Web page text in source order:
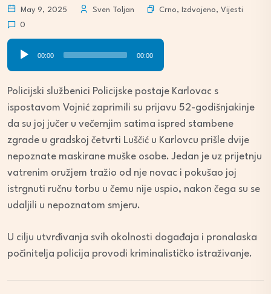
May 9, 2025 Sven Toljan Crno, Izdvojeno, Vijesti
0
Audio
Player
00:00 00:00
Policijski službenici Policijske postaje Karlovac s
ispostavom Vojnić zaprimili su prijavu 52-godišnjakinje
da su joj jučer u večernjim satima ispred stambene
zgrade u gradskoj četvrti Luščić u Karlovcu prišle dvije
nepoznate maskirane muške osobe. Jedan je uz prijetnju
vatrenim oružjem tražio od nje novac i pokušao joj
istrgnuti ručnu torbu u čemu nije uspio, nakon čega su se
udaljili u nepoznatom smjeru.
U cilju utvrđivanja svih okolnosti događaja i pronalaska
počinitelja policija provodi kriminalističko istraživanje.